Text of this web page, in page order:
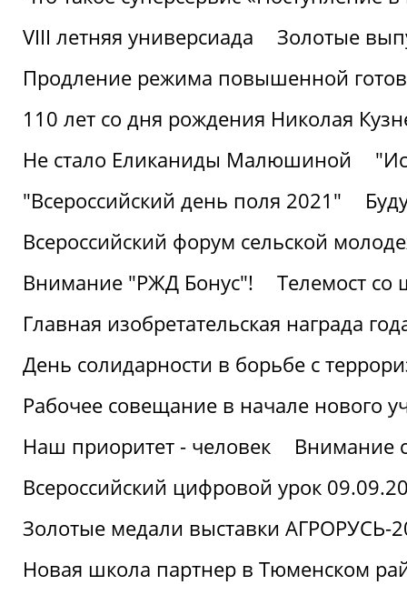
VIII летняя универсиада
Золотые
Продление режима повышенной
110 лет со дня рождения Николая
Не стало Еликаниды Малюшиной
"Всероссийский день поля 2021"
Всероссийский форум сельской
Внимание "РЖД Бонус"!
Телемост
Главная изобретательская награда
День солидарности в борьбе с
Рабочее совещание в начале нового
Наш приоритет - человек
Внимание
Всероссийский цифровой урок
Золотые медали выставки АГРОРУСЬ-
Новая школа партнер в Тюменском